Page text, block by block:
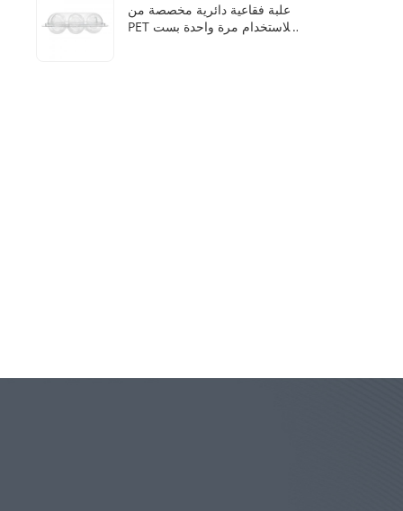
علبة فقاعية دائرية مخصصة من
PET للاستخدام مرة واحدة بست